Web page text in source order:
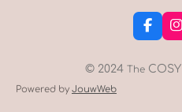
F
a
e
I
n
t
© 2024 The
Powered by JouwWeb